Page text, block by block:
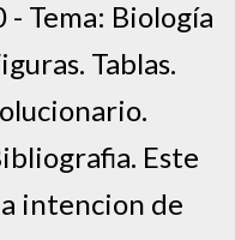
Tema: Biología
Tablas.
Este
intencion de